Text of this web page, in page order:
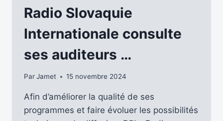
FORTEMENT
MENACÉ
…
Radio Slovaquie
Internationale consulte
ses auditeurs …
ParJamet 15 novembre 2024
Afin d’améliorer la qualité de ses
programmes et faire évoluer les possibilités